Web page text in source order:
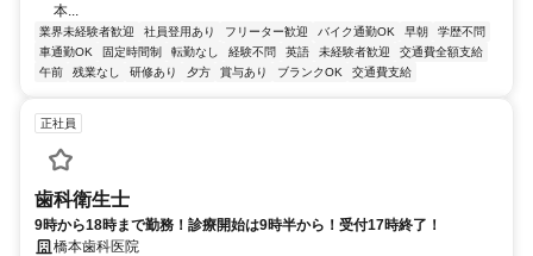
本...
業界未経験者歓迎 社員登用あり フリーター歓迎 バイク通勤OK 早朝
学歴不問
車通勤OK
固定時間制 転勤なし 経験不問 英語 未経験者歓迎
交通費全額支給
午前
残業なし 研修あり 夕方 賞与あり ブランクOK 交通費支給
正社員
歯科衛生士
9時から18時まで勤務！診療開始は9時半から！受付17時終了！
橋本歯科医院